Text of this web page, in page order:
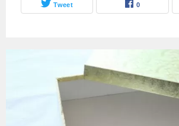
Tweet 0